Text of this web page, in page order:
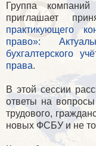
Группа
приглашает
практикующего
право»:
бухгалтерского
права.
В этой сессии
ответы на вопросы
трудового,
новых ФСБУ и не